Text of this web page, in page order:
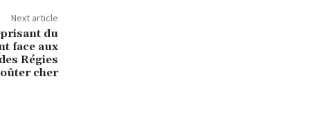
Next article
du
face aux
Régies
cher